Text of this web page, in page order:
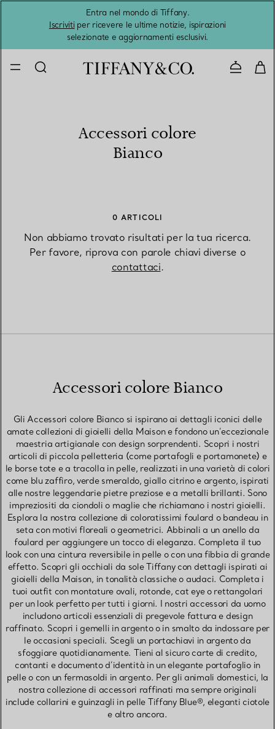
Entra nel mondo di Tiffany.
Iscrivitiper ricevere le ultime notizie, ispirazioni
selezionate e aggiornamenti esclusivi.
Accessori colore
Bianco
0 ARTICOLI
Non abbiamo trovato risultati per la tua ricerca.
Per favore, riprova con parole chiavi diverse o
contattaci.
Accessori colore Bianco
Gli Accessori colore Bianco si ispirano ai dettagli iconici delle
amate collezioni di gioielli della Maison e fondono un’eccezionale
maestria artigianale con design sorprendenti. Scopri i nostri
articoli di piccola pelletteria (come portafogli e portamonete) e
le borse tote e a tracolla in pelle, realizzati in una varietà di colori
come blu zaffiro, verde smeraldo, giallo citrino e argento, ispirati
alle nostre leggendarie pietre preziose e a metalli brillanti. Sono
impreziositi da ciondoli o maglie che richiamano i nostri gioielli.
Esplora la nostra collezione di coloratissimi foulard o bandeau in
seta con motivi floreali o geometrici. Abbinali a un anello da
foulard per aggiungere un tocco di eleganza. Completa il tuo
look con una cintura reversibile in pelle o con una fibbia di grande
effetto. Scopri gli occhiali da sole Tiffany con dettagli ispirati ai
gioielli della Maison, in tonalità classiche o audaci. Completa i
tuoi outfit con montature ovali, rotonde, cat eye o rettangolari
per un look perfetto per tutti i giorni. I nostri accessori da uomo
includono articoli essenziali di pregevole fattura e design
raffinato. Scopri i gemelli in argento o in smalto da indossare per
le occasioni speciali. Scegli un portachiavi in argento da
sfoggiare quotidianamente. Tieni al sicuro carte di credito,
contanti e documento d’identità in un elegante portafoglio in
pelle o con un fermasoldi in argento. Per gli animali domestici, la
nostra collezione di accessori raffinati ma sempre originali
include collarini e guinzagli in pelle Tiffany Blue®, eleganti ciotole
e altro ancora.